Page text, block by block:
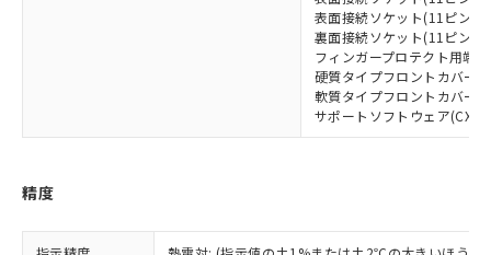
表面接続ソケット(11ピン、
裏面接続ソケット(11ピンタ
フィンガープロテクト用端
硬質タイプフロントカバー:
軟質タイプフロントカバー:
サポートソフトウェア(CX-
精度
メンバーズにご登録されている必要が
お客様が当ウェブサイト上で当社にご
登録された部品リストについて、当社
および当社の共同利用者が、当社の製
品・サービスに関するお客様との取
の共同利用に関して"
の「1.共同利
※3 非含有証明書ダウンロード
下記の非含有証明書をダウンロードするこ
※本証明書は発行日時点で非含有を証明す
「－」：未確認です。当社販売部門へお問